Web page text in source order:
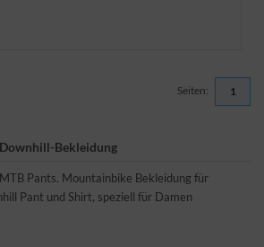
Seiten: 1
Bekleidung
Pants. Mountainbike Bekleidung für
Pant und Shirt, speziell für Damen